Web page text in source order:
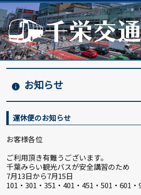
info お知らせ
運休便のお知らせ
お客様各位
ご利用頂き有難うございます。
千葉みらい観光バスが安全講習のため
7月13日から7月15日
101・301・351・401・451・501・601・